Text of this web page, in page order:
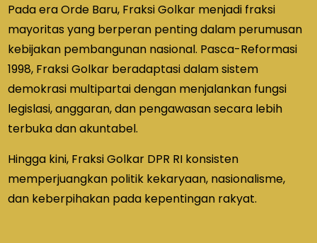
Pada era Orde Baru, Fraksi Golkar menjadi fraksi
mayoritas yang berperan penting dalam perumusan
kebijakan pembangunan nasional. Pasca-Reformasi
1998, Fraksi Golkar beradaptasi dalam sistem
demokrasi multipartai dengan menjalankan fungsi
legislasi, anggaran, dan pengawasan secara lebih
terbuka dan akuntabel.
Hingga kini, Fraksi Golkar DPR RI konsisten
memperjuangkan politik kekaryaan, nasionalisme,
dan keberpihakan pada kepentingan rakyat.